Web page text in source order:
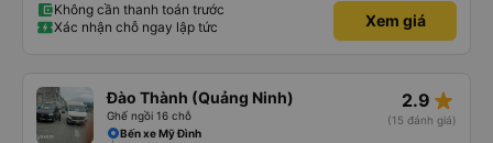
Không cần thanh toán trước
Xác nhận chỗ ngay lập tức
Xem giá
Đào Thành (Quảng Ninh)
Ghế ngồi 16 chỗ
2.9 star_rate
(15 đánh giá)
Bến xe Mỹ Đình